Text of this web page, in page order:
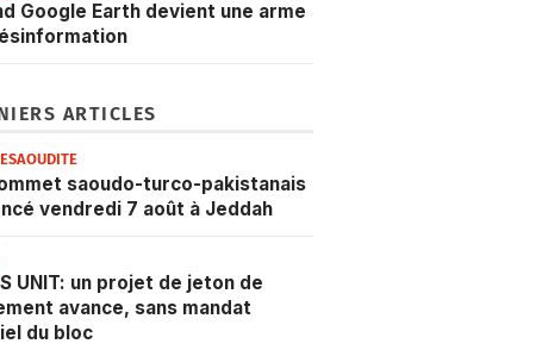
Google Earth devient une arme
ARTICLES
saoudo-turco-pakistanais
vendredi 7 août à Jeddah
UNIT: un projet de jeton de
avance, sans mandat
du bloc